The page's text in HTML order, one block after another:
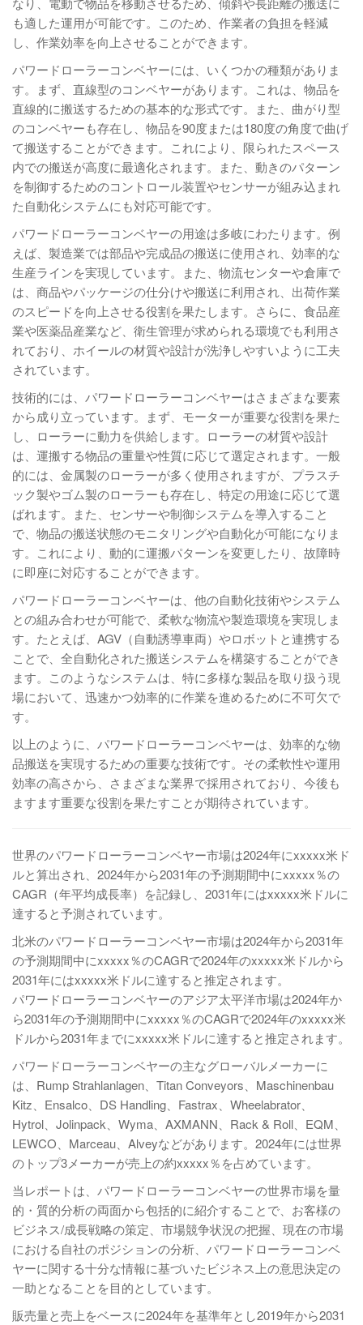
も適した運用が可能です。このため、作業者の負担を軽減
し、作業効率を向上させることができます。
パワードローラーコンベヤーには、いくつかの種類がありま
す。まず、直線型のコンベヤーがあります。これは、物品を
直線的に搬送するための基本的な形式です。また、曲がり型
のコンベヤーも存在し、物品を90度または180度の角度で曲げ
て搬送することができます。これにより、限られたスペース
内での搬送が高度に最適化されます。また、動きのパターン
を制御するためのコントロール装置やセンサーが組み込まれ
た自動化システムにも対応可能です。
パワードローラーコンベヤーの用途は多岐にわたります。例
えば、製造業では部品や完成品の搬送に使用され、効率的な
生産ラインを実現しています。また、物流センターや倉庫で
は、商品やパッケージの仕分けや搬送に利用され、出荷作業
のスピードを向上させる役割を果たします。さらに、食品産
業や医薬品産業など、衛生管理が求められる環境でも利用さ
れており、ホイールの材質や設計が洗浄しやすいように工夫
されています。
技術的には、パワードローラーコンベヤーはさまざまな要素
から成り立っています。まず、モーターが重要な役割を果た
し、ローラーに動力を供給します。ローラーの材質や設計
は、運搬する物品の重量や性質に応じて選定されます。一般
的には、金属製のローラーが多く使用されますが、プラスチ
ック製やゴム製のローラーも存在し、特定の用途に応じて選
ばれます。また、センサーや制御システムを導入すること
で、物品の搬送状態のモニタリングや自動化が可能になりま
す。これにより、動的に運搬パターンを変更したり、故障時
に即座に対応することができます。
パワードローラーコンベヤーは、他の自動化技術やシステム
との組み合わせが可能で、柔軟な物流や製造環境を実現しま
す。たとえば、AGV（自動誘導車両）やロボットと連携する
ことで、全自動化された搬送システムを構築することができ
ます。このようなシステムは、特に多様な製品を取り扱う現
場において、迅速かつ効率的に作業を進めるために不可欠で
す。
以上のように、パワードローラーコンベヤーは、効率的な物
品搬送を実現するための重要な技術です。その柔軟性や運用
効率の高さから、さまざまな業界で採用されており、今後も
ますます重要な役割を果たすことが期待されています。
世界のパワードローラーコンベヤー市場は2024年にxxxxx米ド
ルと算出され、2024年から2031年の予測期間中にxxxxx％の
CAGR（年平均成長率）を記録し、2031年にはxxxxx米ドルに
達すると予測されています。
北米のパワードローラーコンベヤー市場は2024年から2031年
の予測期間中にxxxxx％のCAGRで2024年のxxxxx米ドルから
2031年にはxxxxx米ドルに達すると推定されます。
パワードローラーコンベヤーのアジア太平洋市場は2024年か
ら2031年の予測期間中にxxxxx％のCAGRで2024年のxxxxx米
ドルから2031年までにxxxxx米ドルに達すると推定されます。
パワードローラーコンベヤーの主なグローバルメーカーに
は、Rump Strahlanlagen、Titan Conveyors、Maschinenbau
Kitz、Ensalco、DS Handling、Fastrax、Wheelabrator、
Hytrol、Jolinpack、Wyma、AXMANN、Rack & Roll、EQM、
LEWCO、Marceau、Alveyなどがあります。2024年には世界
のトップ3メーカーが売上の約xxxxx％を占めています。
当レポートは、パワードローラーコンベヤーの世界市場を量
的・質的分析の両面から包括的に紹介することで、お客様の
ビジネス/成長戦略の策定、市場競争状況の把握、現在の市場
における自社のポジションの分析、パワードローラーコンベ
ヤーに関する十分な情報に基づいたビジネス上の意思決定の
一助となることを目的としています。
販売量と売上をベースに2024年を基準年とし2019年から2031